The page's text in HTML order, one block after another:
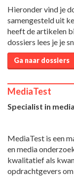
Hieronder vind je
samengesteld uit
heeft de artikelen
dossiers lees je je
Ga naar dossiers
MediaTest
Specialist in
MediaTest is een
en media
kwalitatief als
opdrachtgevers